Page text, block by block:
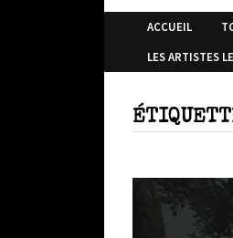
ACCUEIL
LES ARTISTES